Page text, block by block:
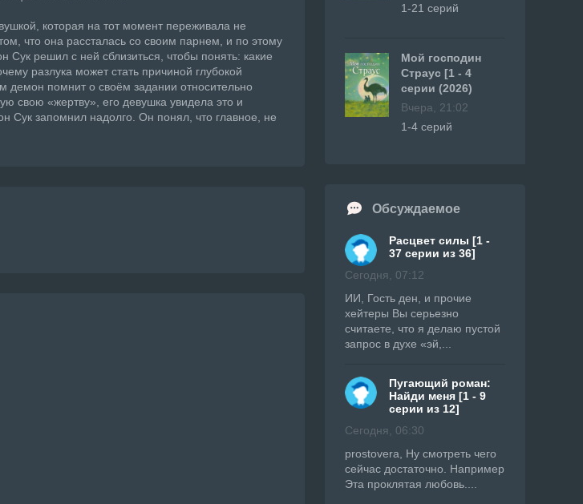
которая на тот момент переживала не
что она рассталась со своим парнем, и по этому
Сук решил с ней сблизиться, чтобы понять: какие
разлука может стать причиной глубокой
демон помнит о своём задании относительно
свою «жертву», его девушка увидела это и
Сук запомнил надолго. Он понял, что главное, не
1-21 серий
Мой господин
Страус [1 - 4
серии (2026)
Вчера, 21:02
1-4 серий
Обсуждаемое
Расцвет силы [1 -
37 серии из 36]
Сегодня, 07:12
ИИ, Гость ден, и прочие
хейтеры Вы серьезно
считаете, что я делаю пустой
запрос в духе «эй,...
Пугающий роман:
Найди меня [1 - 9
серии из 12]
Сегодня, 06:30
prostovera, Ну смотреть чего
сейчас достаточно. Например
Эта проклятая любовь....